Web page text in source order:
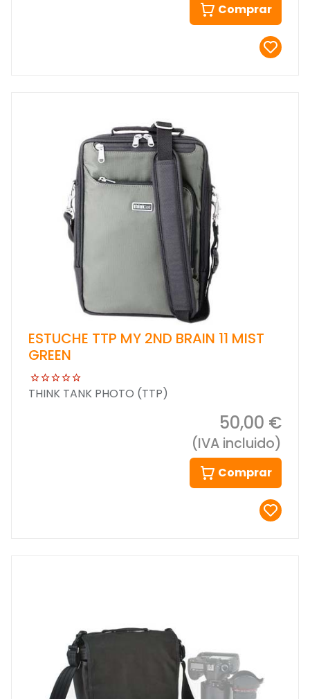
Comprar
ESTUCHE TTP MY 2ND BRAIN 11 MIST
GREEN
THINK TANK PHOTO (TTP)
50,00 €
(IVA incluido)
Comprar